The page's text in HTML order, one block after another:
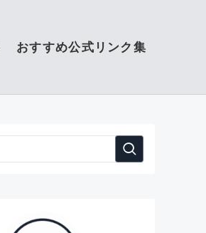
おすすめ公式リンク集